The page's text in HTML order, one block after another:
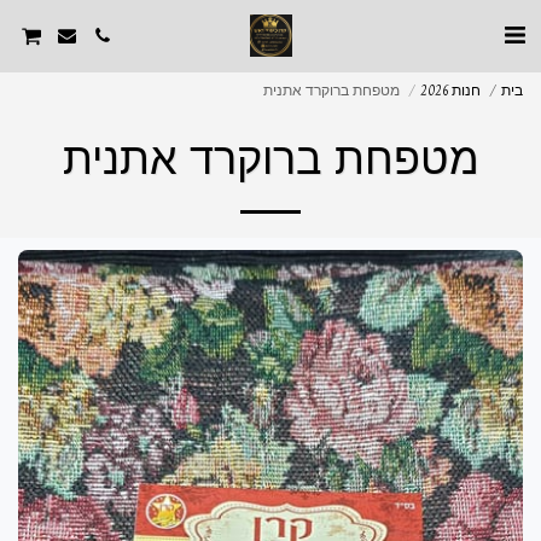
בית חנות 2026 מטפחת ברוקרד אתנית
מטפחת ברוקרד אתנית